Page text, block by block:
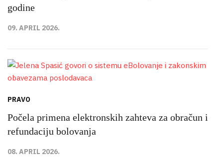
godine
09. APRIL 2026.
PRAVO
Počela primena elektronskih zahteva za obračun i
refundaciju bolovanja
08. APRIL 2026.